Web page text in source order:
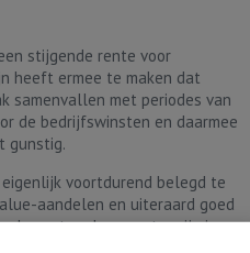
stijgende rente voor
heeft ermee te maken dat
samenvallen met periodes van
de bedrijfswinsten en daarmee
gunstig.
voortdurend belegd te
aandelen en uiteraard goed
op langere termijn is